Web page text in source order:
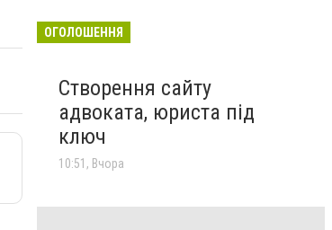
ОГОЛОШЕННЯ
Створення сайту
адвоката, юриста під
ключ
10:51, Вчора